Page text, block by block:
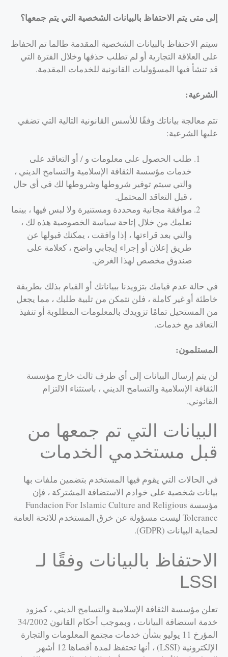
إلى متى يتم الاحتفاظ بالبيانات الشخصية التي يتم جمعها؟
سيتم الاحتفاظ بالبيانات الشخصية المقدمة طالما تم الحفاظ
على العلاقة التجارية أو لم تطلب حذفها وخلال الفترة التي
قد تنشأ فيها المسؤوليات القانونية للخدمات المقدمة.
الشرعية:
تتم معالجة بياناتك وفقًا للأسس القانونية التالية التي تضفي
عليها الشرعية:
طلب الحصول على معلومات و / أو التعاقد على
خدمات مؤسسة الثقافة الإسلامية والتسامح الديني ،
والتي سيتم توفير شروطها وشروطها لك في أي حال
، قبل التعاقد المحتمل.
موافقة مجانية ومحددة ومستنيرة ولا لبس فيها ، بينما
نعلمك من خلال إتاحة سياسة الخصوصية هذه لك ،
والتي بعد قراءتها ، إذا وافقت ، يمكنك قبولها عن
طريق إعلان أو إجراء إيجابي واضح ، كعلامة على
صندوق مخصص لهذا الغرض.
في حالة عدم قيامك بتزويدنا ببياناتك أو القيام بذلك بطريقة
خاطئة أو غير كاملة ، فلن نتمكن من تلبية طلبك ، مما يجعل
من المستحيل تمامًا تزويدك بالمعلومات المطلوبة أو تنفيذ
التعاقد مع خدمات.
المستلمون:
لن يتم إرسال البيانات إلى أي طرف ثالث خارج مؤسسة
الثقافة الإسلامية والتسامح الديني ، باستثناء الالتزام
القانوني.
البيانات التي تم جمعها من
قبل مستخدمي الخدمات
في الحالات التي يقوم فيها المستخدم بتضمين ملفات بها
بيانات شخصية على خوادم الاستضافة المشتركة ، فإن
مؤسسة Fundacion For Islamic Culture and Religious
Tolerance ليست مسؤولة عن خرق المستخدم للائحة العامة
لحماية البيانات (GDPR).
الاحتفاظ بالبيانات وفقًا لـ
LSSI
تعلن مؤسسة الثقافة الإسلامية والتسامح الديني ، كمزود
خدمة استضافة البيانات ، وبموجب أحكام القانون 34/2002
المؤرخ 11 يوليو بشأن خدمات مجتمع المعلومات والتجارة
الإلكترونية (LSSI) ، أنها تحتفظ لمدة أقصاها 12 أشهر